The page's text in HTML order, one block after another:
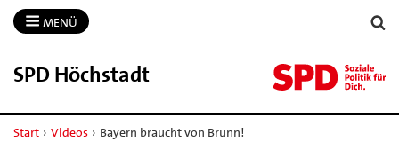
MENÜ
SPD Höchstadt
Start › Videos › Bayern braucht von Brunn!